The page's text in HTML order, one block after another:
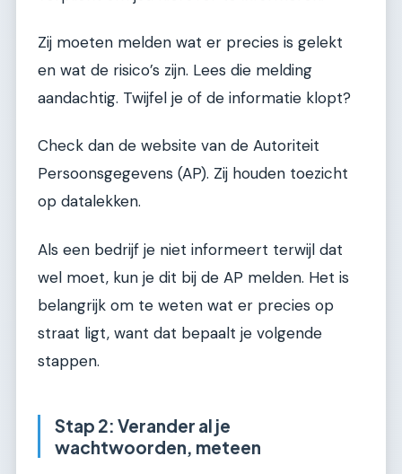
Zij moeten melden wat er precies is gelekt
en wat de risico’s zijn. Lees die melding
aandachtig. Twijfel je of de informatie klopt?
Check dan de website van de Autoriteit
Persoonsgegevens (AP). Zij houden toezicht
op datalekken.
Als een bedrijf je niet informeert terwijl dat
wel moet, kun je dit bij de AP melden. Het is
belangrijk om te weten wat er precies op
straat ligt, want dat bepaalt je volgende
stappen.
Stap 2: Verander al je
wachtwoorden, meteen